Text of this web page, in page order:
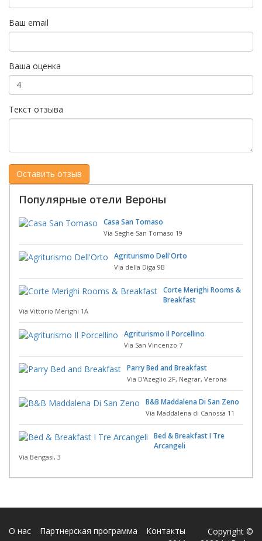
Ваш email
Ваша оценка
Текст отзыва
Популярные отели Вероны
Casa San Tomaso
Via Seghe San Tomaso 19
Agriturismo Dell'Orto
Via della Diga 9B
Corte Merighi Rooms &
Breakfast
Via Vittorio Merighi 1A
Agriturismo Il Porcellino
Via San Vincenzo 7
Parry Bed and Breakfast
Via D'Azeglio 2F, Negrar, Verona
B&B Maddalena Di San Zeno
Via Maddalena di Canossa 11
Bed & Breakfast I Tre
Arcangeli
Via Bengasi, 3
О нас Партнерская программа Контакты
Copyright ©